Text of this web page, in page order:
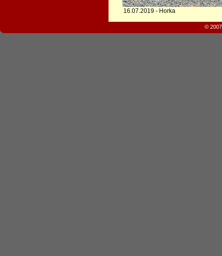
16.07.2019 - Horka
©